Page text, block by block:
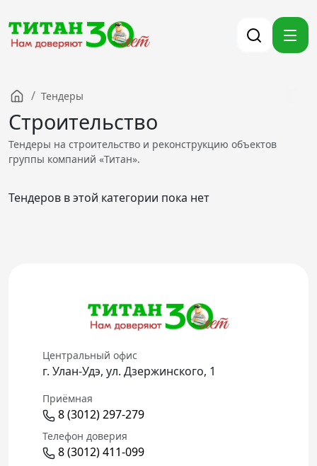
Компания
Партнерам
Тендеры
Новости
Телефон доверия
/ Тендеры
Строительство
Тендеры на строительство и реконструкцию объектов
группы компаний «Титан».
Тендеров в этой категории пока нет
Центральный офис
г. Улан-Удэ, ул. Дзержинского, 1
Приёмная
8 (3012) 297-279
Телефон доверия
8 (3012) 411-099